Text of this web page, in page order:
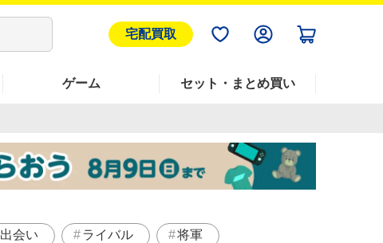
宅配買取
ゲーム セット・まとめ買い
出会い ライバル 将軍